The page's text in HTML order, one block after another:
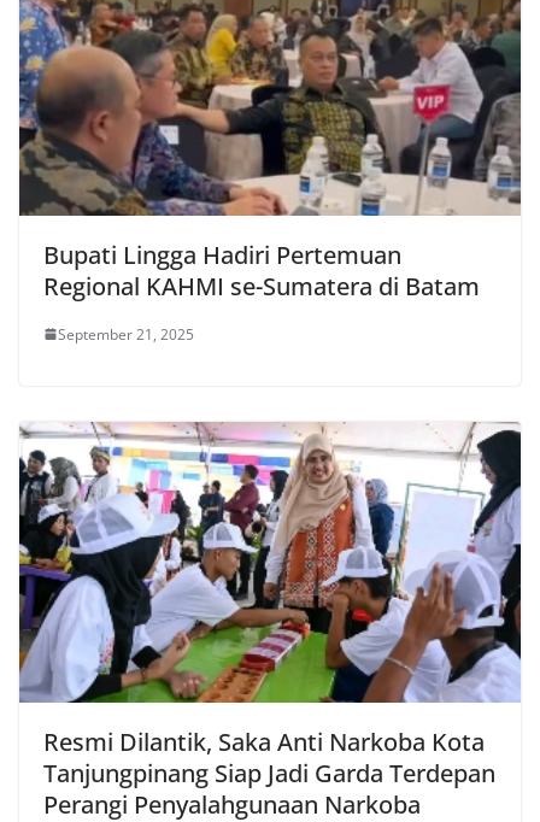
Bupati Lingga Hadiri Pertemuan
Regional KAHMI se-Sumatera di Batam
September 21, 2025
Resmi Dilantik, Saka Anti Narkoba Kota
Tanjungpinang Siap Jadi Garda Terdepan
Perangi Penyalahgunaan Narkoba